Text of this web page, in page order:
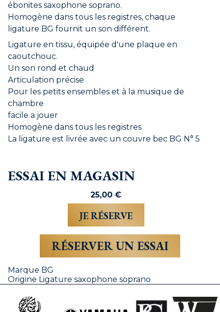
ébonites saxophone soprano.
Homogène dans tous les registres, chaque
ligature BG fournit un son différent.
Ligature en tissu, équipée d'une plaque en
caoutchouc.
Un son rond et chaud
Articulation précise
Pour les petits ensembles et à la musique de
chambre
facile a jouer
Homogène dans tous les registres
La ligature est livrée avec un couvre bec BG N° 5
ESSAI EN MAGASIN
25,00 €
RÉSERVER UN ESSAI
Marque BG
Origine Ligature saxophone soprano